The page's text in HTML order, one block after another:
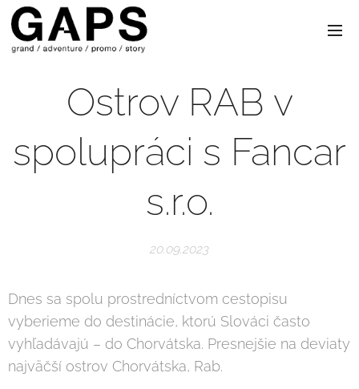
Ostrov RAB v
spolupráci s Fancar
s.r.o.
20.09.2023
Dnes sa spolu prostredníctvom cestopisu
vyberieme do destinácie, ktorú Slováci často
vyhľadávajú – do Chorvátska. Presnejšie na deviaty
najväčší ostrov Chorvátska, Rab.